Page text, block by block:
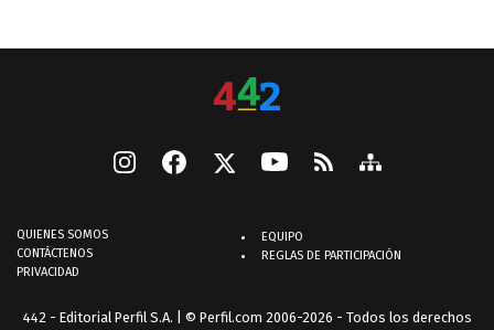
QUIENES SOMOS
CONTÁCTENOS
PRIVACIDAD
EQUIPO
REGLAS DE PARTICIPACIÓN
442 - Editorial Perfil S.A. | © Perfil.com 2006-2026 - Todos los derechos